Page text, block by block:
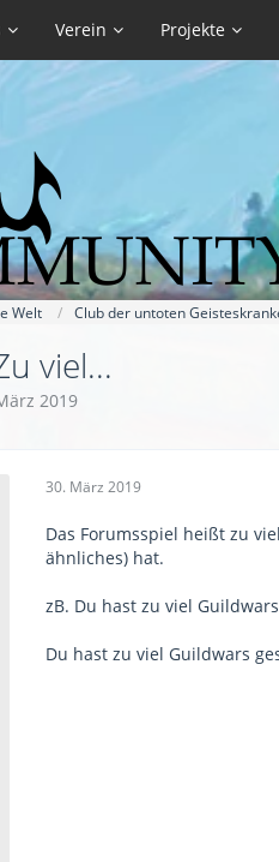
Verein Projekte
Welt Club der untoten
viel...
2019
30. März 2019
Das Forumsspiel heißt zu
ähnliches) hat.
zB. Du hast zu viel
Du hast zu viel Guildwars